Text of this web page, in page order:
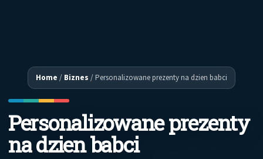
Home / Biznes /Personalizowane prezenty na dzien babci
Personalizowane prezenty
na dzien babci